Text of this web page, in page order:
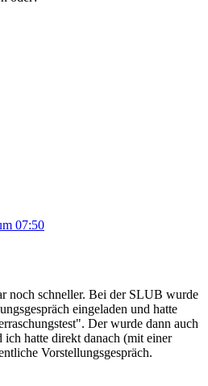
07:50
noch schneller. Bei der SLUB wurde
eingeladen und hatte
Der wurde dann auch
ich hatte direkt danach (mit einer
Vorstellungsgespräch.